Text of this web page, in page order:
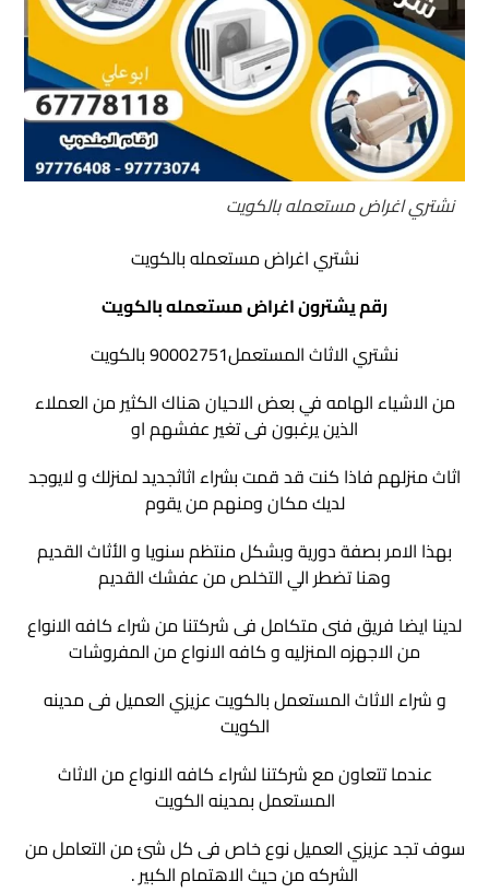
نشتري اغراض مستعمله بالكويت
نشتري اغراض مستعمله بالكويت
رقم يشترون اغراض مستعمله بالكويت
نشتري الاثاث المستعمل90002751 بالكويت
من الاشياء الهامه في بعض الاحيان هناك الكثير من العملاء
الذين يرغبون فى تغير عفشهم او
اثاث منزلهم فاذا كنت قد قمت بشراء اثاثجديد لمنزلك و لايوجد
لديك مكان ومنهم من يقوم
بهذا الامر بصفة دورية وبشكل منتظم سنويا و الأثاث القديم
وهنا تضطر الي التخلص من عفشك القديم
لدينا ايضا فريق فنى متكامل فى شركتنا من شراء كافه الانواع
من الاجهزه المنزليه و كافه الانواع من المفروشات
و شراء الاثاث المستعمل بالكويت عزيزي العميل فى مدينه
الكويت
عندما تتعاون مع شركتنا لشراء كافه الانواع من الاثاث
المستعمل بمدينه الكويت
سوف تجد عزيزي العميل نوع خاص فى كل شئ من التعامل من
الشركه من حيث الاهتمام الكبير .